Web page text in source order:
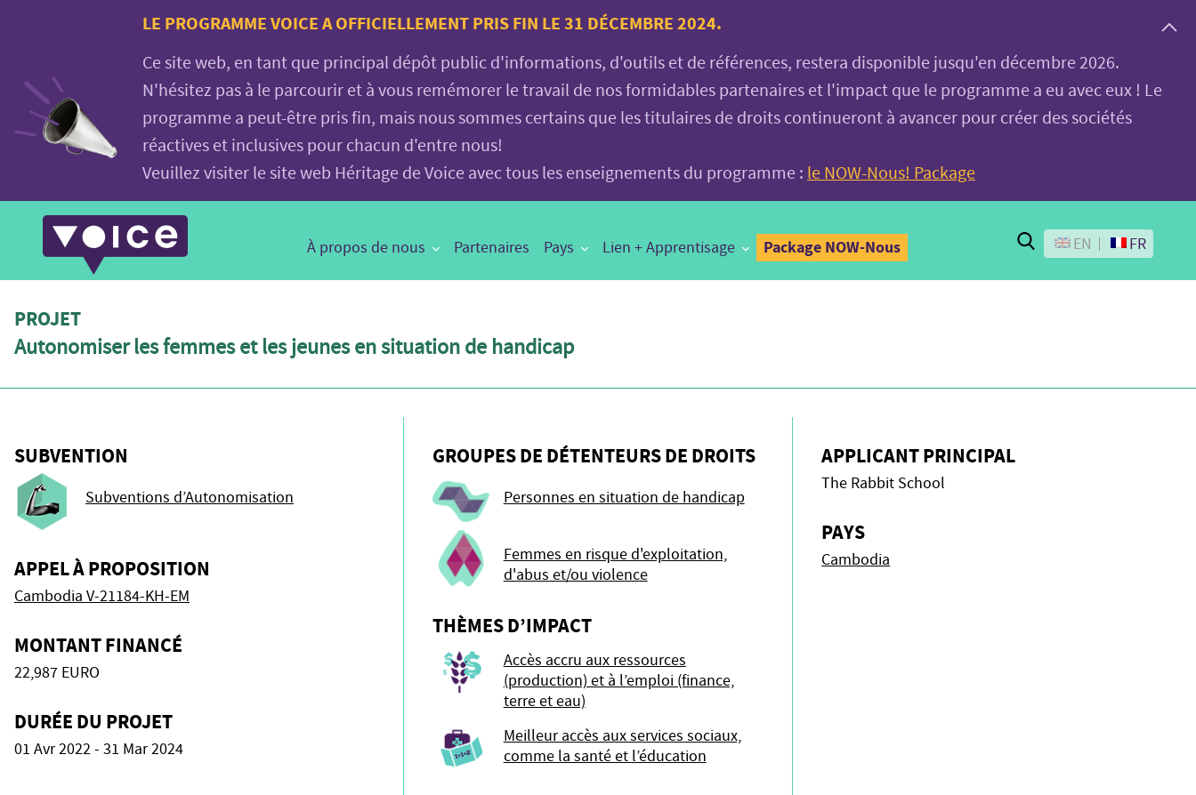
Voice.Global
website
LE PROGRAMME VOICE A OFFICIELLEMENT PRIS FIN LE 31 DÉCEMBRE 2024.
Ce site web, en tant que principal dépôt public d'informations, d'outils et de références, restera disponible jusqu'en décembre 2026.
N'hésitez pas à le parcourir et à vous remémorer le travail de nos formidables partenaires et l'impact que le programme a eu avec eux ! Le
programme a peut-être pris fin, mais nous sommes certains que les titulaires de droits continueront à avancer pour créer des sociétés
réactives et inclusives pour chacun d'entre nous!
Veuillez visiter le site web Héritage de Voice avec tous les enseignements du programme : le NOW-Nous! Package
Main
Navigation
À propos de nous Partenaires Pays Lien + Apprentisage Package NOW-Nous Search
EN FR
PROJET
Autonomiser les femmes et les jeunes en situation de handicap
SUBVENTION
Subventions d’Autonomisation
APPEL À PROPOSITION
Cambodia V-21184-KH-EM
MONTANT FINANCÉ
22,987 EURO
DURÉE DU PROJET
01 Avr 2022 - 31 Mar 2024
GROUPES DE DÉTENTEURS DE DROITS
Personnes en situation de handicap
Femmes en risque d'exploitation,
d'abus et/ou violence
THÈMES D’IMPACT
Accès accru aux ressources
(production) et à l’emploi (finance,
terre et eau)
Meilleur accès aux services sociaux,
comme la santé et l’éducation
APPLICANT PRINCIPAL
The Rabbit School
PAYS
Cambodia